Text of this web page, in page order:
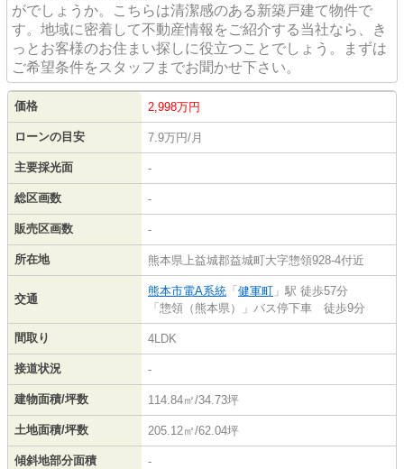
がでしょうか。こちらは清潔感のある新築戸建て物件で
す。地域に密着して不動産情報をご紹介する当社なら、き
っとお客様のお住まい探しに役立つことでしょう。まずは
ご希望条件をスタッフまでお聞かせ下さい。
価格 2,998万円
ローンの目安 7.9万円/月
主要採光面 -
総区画数 -
販売区画数 -
所在地 熊本県上益城郡益城町大字惣領928-4付近
交通
熊本市電A系統 「 健軍町 」駅 徒歩57分
「惣領（熊本県）」バス停下車 徒歩9分
間取り 4LDK
接道状況 -
建物面積/坪数 114.84㎡/34.73坪
土地面積/坪数 205.12㎡/62.04坪
傾斜地部分面積 -